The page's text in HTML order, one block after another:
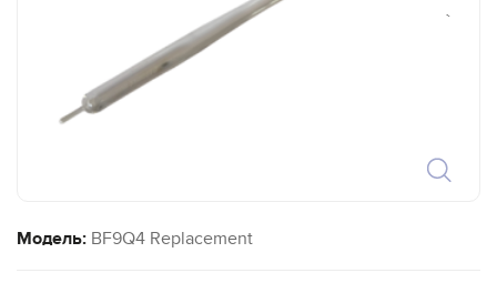
`
Модель: BF9Q4 Replacement